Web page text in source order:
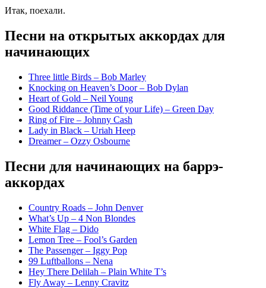
Итак, поехали.
Песни на открытых аккордах для
начинающих
Three little Birds – Bob Marley
Knocking on Heaven’s Door – Bob Dylan
Heart of Gold – Neil Young
Good Riddance (Time of your Life) – Green Day
Ring of Fire – Johnny Cash
Lady in Black – Uriah Heep
Dreamer – Ozzy Osbourne
Песни для начинающих на баррэ-
аккордах
Country Roads – John Denver
What’s Up – 4 Non Blondes
White Flag – Dido
Lemon Tree – Fool’s Garden
The Passenger – Iggy Pop
99 Luftballons – Nena
Hey There Delilah – Plain White T’s
Fly Away – Lenny Cravitz